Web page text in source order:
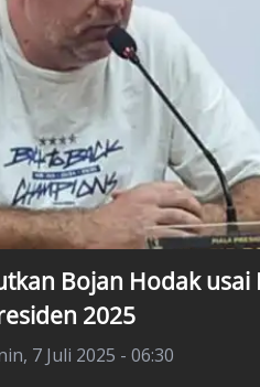
Bojan Hodak
2025
7 Juli 2025 - 06:30